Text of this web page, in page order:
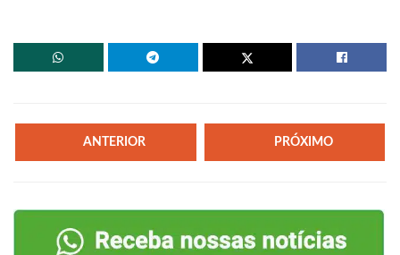
ANTERIOR PRÓXIMO